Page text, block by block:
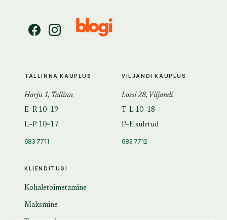
KLIENDITUGI
Kohaletoimetamine
Maksmine
TALLINNA KAUPLUS
Harju 1, Tallinn
E–R 10–19
L–P 10–17
683 7711
VILJANDI KAUPLUS
Lossi 28, Viljandi
T–L 10–18
P–E suletud
683 7712